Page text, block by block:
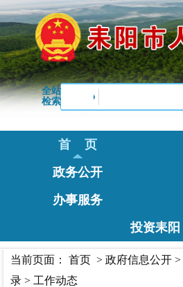
全站
检索
首 页
政务公开
办事服务
投资耒阳
当前页面： 首页 > 政府信息公开 >
录 > 工作动态